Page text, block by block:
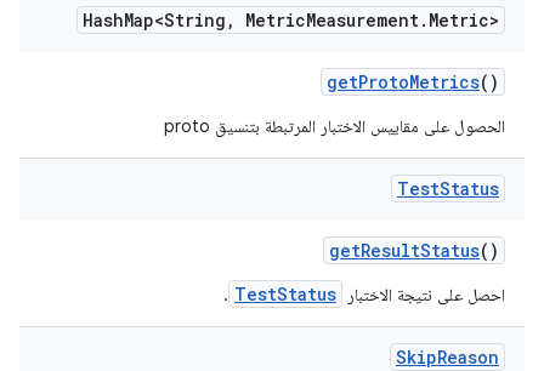
HashMap<String , MetricMeasurement. Metric>
getProtoMetrics()
الحصول على مقاييس الاختبار المرتبطة بتنسيق proto
TestStatus
getResultStatus()
احصل على نتيجة الاختبار TestStatus
.
SkipReason